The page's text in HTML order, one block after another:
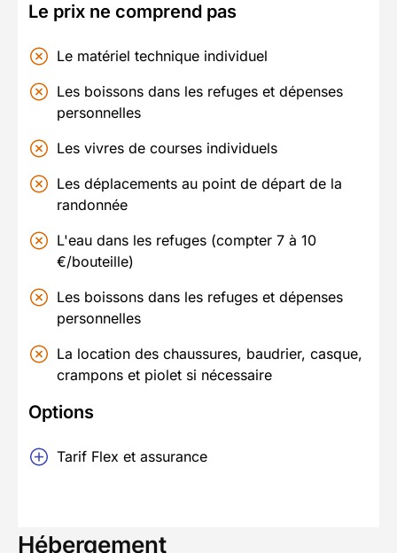
Le prix ne comprend pas
Le matériel technique individuel
Les boissons dans les refuges et dépenses
personnelles
Les vivres de courses individuels
Les déplacements au point de départ de la
randonnée
L'eau dans les refuges (compter 7 à 10
€/bouteille)
Les boissons dans les refuges et dépenses
personnelles
La location des chaussures, baudrier, casque,
crampons et piolet si nécessaire
Options
Tarif Flex et assurance
Hébergement